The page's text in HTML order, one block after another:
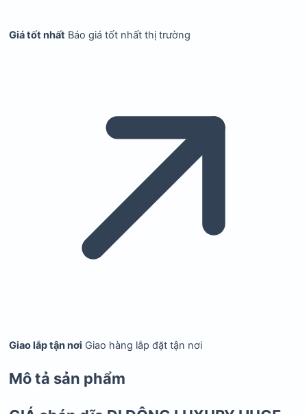
Giá tốt nhất Báo giá tốt nhất thị trường
Giao lắp tận nơi Giao hàng lắp đặt tận nơi
Mô tả sản phẩm